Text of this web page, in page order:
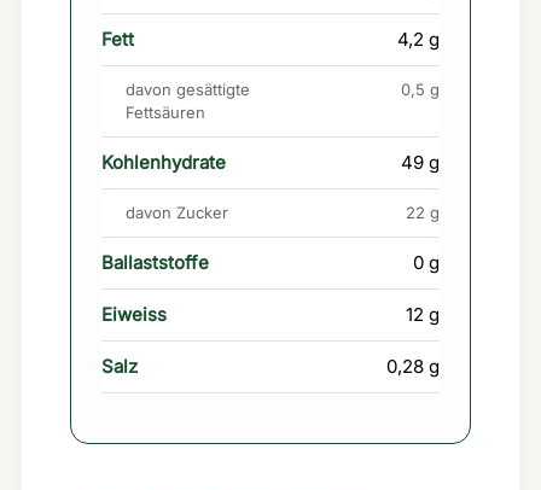
Fett 4,2 g
davon gesättigte
Fettsäuren
0,5 g
Kohlenhydrate 49 g
davon Zucker 22 g
Ballaststoffe 0 g
Eiweiss 12 g
Salz 0,28 g